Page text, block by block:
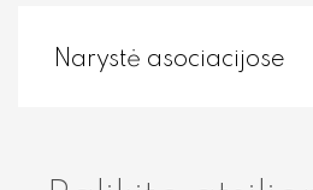
Rentgeno diagnostika
Narystė asociacijose